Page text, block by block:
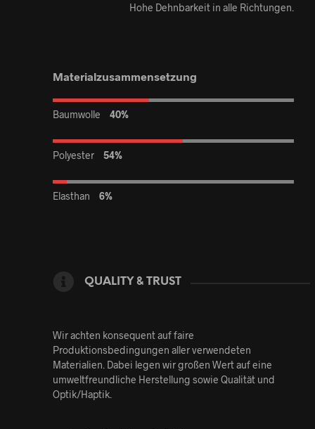
Hohe Dehnbarkeit in alle Richtungen.
Materialzusammensetzung
Baumwolle 40%
Polyester 54%
Elasthan 6%
QUALITY & TRUST
Wir achten konsequent auf faire
Produktionsbedingungen aller verwendeten
Materialien. Dabei legen wir großen Wert auf eine
umweltfreundliche Herstellung sowie Qualität und
Optik/Haptik.